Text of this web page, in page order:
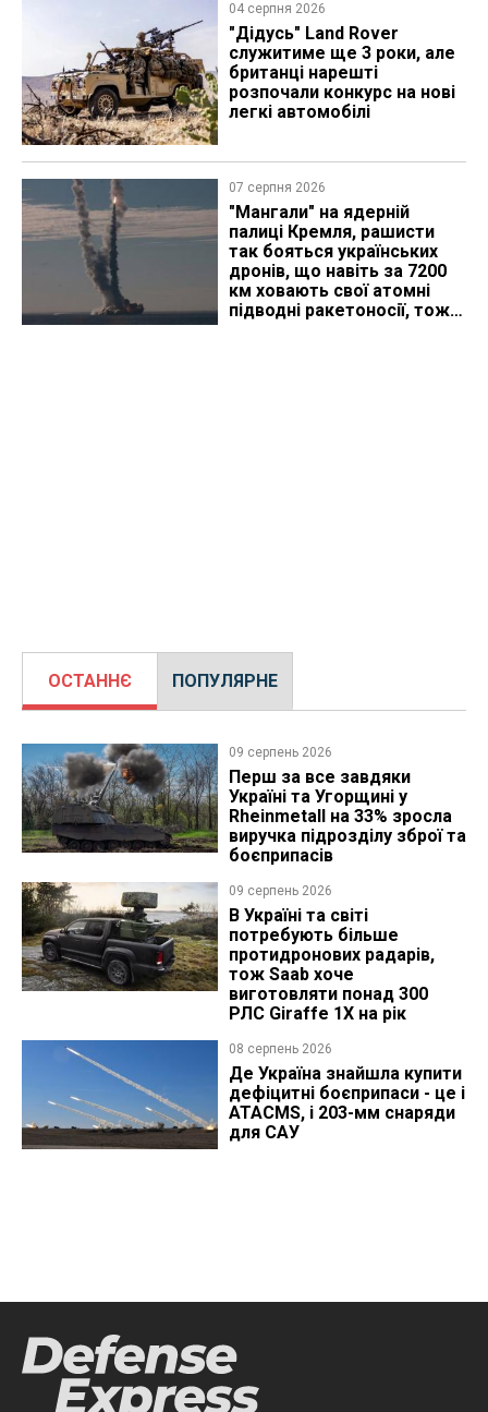
04 серпня 2026
"Дідусь" Land Rover
служитиме ще 3 роки, але
британці нарешті
розпочали конкурс на нові
легкі автомобілі
07 серпня 2026
"Мангали" на ядерній
палиці Кремля, рашисти
так бояться українських
дронів, що навіть за 7200
км ховають свої атомні
підводні ракетоносії, тож
ОСТАННЄ ПОПУЛЯРНЕ
09 серпень 2026
Перш за все завдяки
Україні та Угорщині у
Rheinmetall на 33% зросла
виручка підрозділу зброї та
боєприпасів
09 серпень 2026
В Україні та світі
потребують більше
протидронових радарів,
тож Saab хоче
виготовляти понад 300
РЛС Giraffe 1X на рік
08 серпень 2026
Де Україна знайшла купити
дефіцитні боєприпаси - це і
ATACMS, і 203-мм снаряди
для САУ